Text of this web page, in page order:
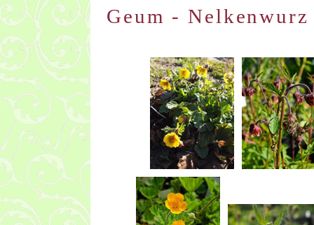
Geum - Nelkenwurz